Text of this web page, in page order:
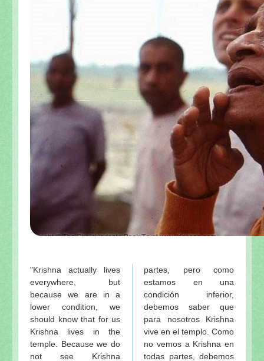
"Krishna actually lives
everywhere, but
because we are in a
lower condition, we
should know that for us
Krishna lives in the
temple. Because we do
not see Krishna
partes, pero como
estamos en una
condición inferior,
debemos saber que
para nosotros Krishna
vive en el templo. Como
no vemos a Krishna en
todas partes, debemos